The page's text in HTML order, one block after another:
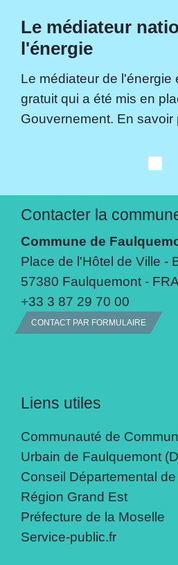
Le médiateur
l'énergie
Le médiateur de l'énergie
gratuit qui a été mis en
Gouvernement. En savoir
Contacter la
Commune de
Place de l'Hôtel de Ville -
57380 Faulquemont -
+33 3 87 29 70 00
CONTACT PAR FORMULAIRE
Liens utiles
Communauté de
Urbain de Faulquemont
Conseil Départemental
Région Grand Est
Préfecture de la Moselle
Service-public.fr